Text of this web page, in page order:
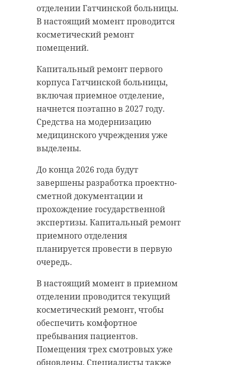
отделении Гатчинской больницы.
В настоящий момент проводится
косметический ремонт
помещений.
Капитальный ремонт первого
корпуса Гатчинской больницы,
включая приемное отделение,
начнется поэтапно в 2027 году.
Средства на модернизацию
медицинского учреждения уже
выделены.
До конца 2026 года будут
завершены разработка проектно-
сметной документации и
прохождение государственной
экспертизы. Капитальный ремонт
приемного отделения
планируется провести в первую
очередь.
В настоящий момент в приемном
отделении проводится текущий
косметический ремонт, чтобы
обеспечить комфортное
пребывания пациентов.
Помещения трех смотровых уже
обновлены. Специалисты также
Фото:
https://max.ru/drozdenko_au_lo/AZ88S0IdfMM
приемная кампания
александр дрозденко
Поделиться статьей: